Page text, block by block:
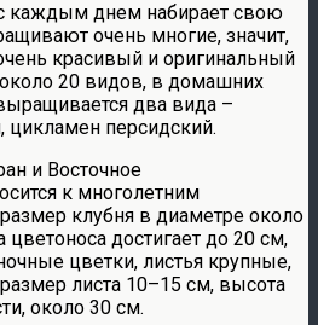
каждым днем набирает свою
очень многие, значит,
красивый и оригинальный
около 20 видов, в домашних
два вида –
цикламен персидский.
и Восточное
к многолетним
клубня в диаметре около
достигает до 20 см,
цветки, листья крупные,
листа 10–15 см, высота
около 30 см.